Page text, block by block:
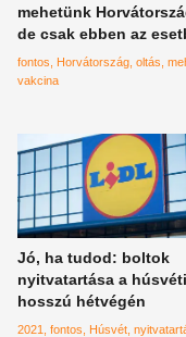
mehetünk
de csak ebben az
fontos Horvátország oltás
vakcina
Jó, ha tudod: boltok
nyitvatartása a húsvéti
hosszú hétvégén
2021 fontos Húsvét